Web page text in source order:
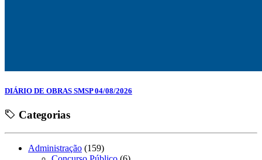
DIÁRIO DE OBRAS SMSP 04/08/2026
Categorias
Administração (159)